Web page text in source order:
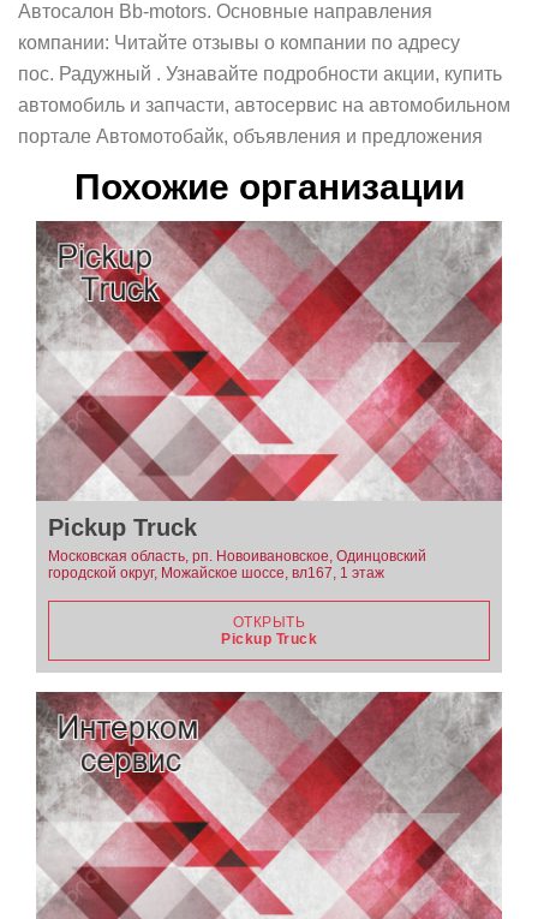
Автосалон Bb-motors. Основные направления
компании: Читайте отзывы о компании по адресу
пос. Радужный . Узнавайте подробности акции, купить
автомобиль и запчасти, автосервис на автомобильном
портале Автомотобайк, объявления и предложения
Похожие организации
Pickup Truck
Московская область, рп. Новоивановское, Одинцовский
городской округ, Можайское шоссе, вл167, 1 этаж
ОТКРЫТЬ
Pickup Truck